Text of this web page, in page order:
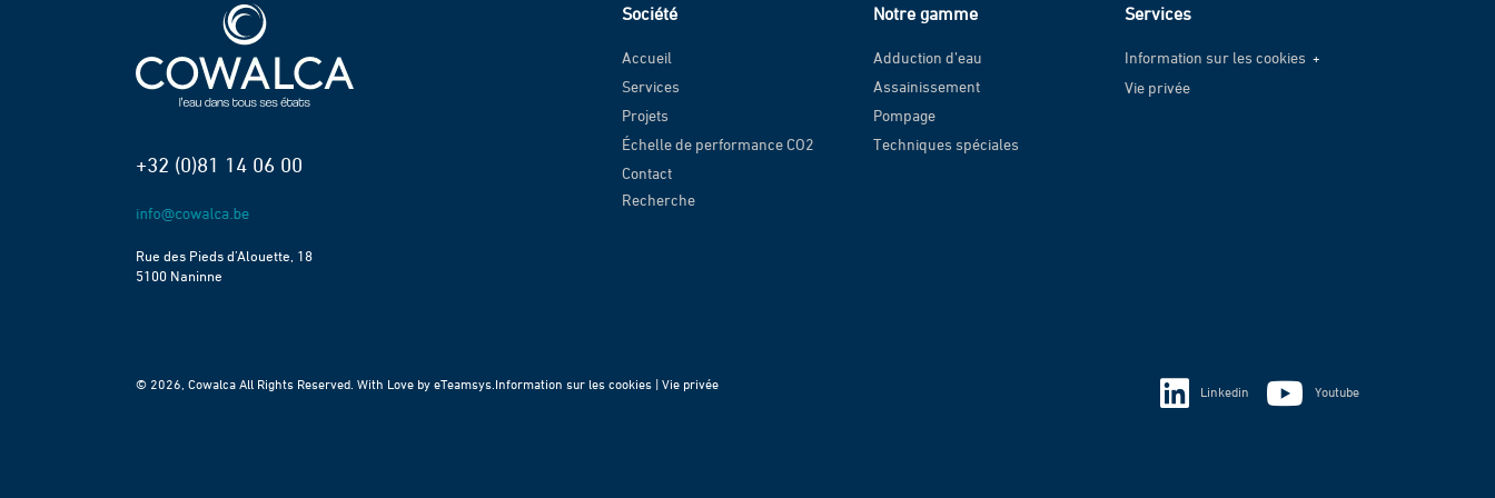
+32 (0)81 14 06 00
Rue des Pieds d’Alouette, 18
5100 Naninne
Société
Accueil
Services
Projets
Échelle de performance CO2
Contact
Recherche
Notre gamme
Adduction d’eau
Assainissement
Pompage
Techniques spéciales
Services
Information sur les cookies
Information sur les cookies
Vie privée
© 2026, Cowalca All Rights Reserved. With Love by eTeamsys. Information sur les cookies | Vie privée
Linkedin Youtube